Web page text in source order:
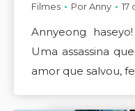
Filmes PorAnny 17
Annyeong
Uma assassina
amor que salvou,